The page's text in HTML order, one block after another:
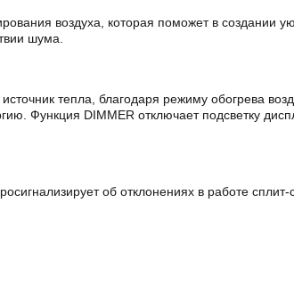
воздуха, которая поможет в создании
шума.
тепла, благодаря режиму обогрева
Функция DIMMER отключает подсветку
об отклонениях в работе